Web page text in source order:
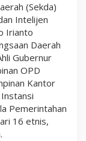
(Sekda)
Intelijen
Irianto
Daerah
Gubernur
OPD
Kantor
Pemerintahan
16 etnis,